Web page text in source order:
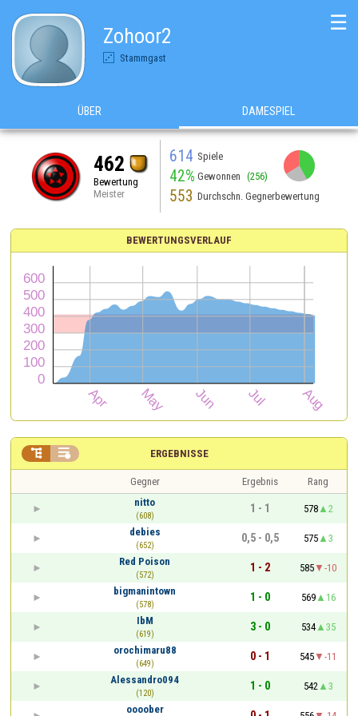
Zohoor2
Stammgast
☰
ÜBER DAMESPIEL
462
Bewertung
Meister
614 Spiele
42% Gewonnen (256)
553 Durchschn. Gegnerbewertung
BEWERTUNGSVERLAUF
ERGEBNISSE
 
Gegner Ergebnis
Rang
nitto
(608)
1 - 1 578
2
debies
(652)
0,5 - 0,5 575
3
Red Poison
(572)
1 - 2 585
-10
bigmanintown
(578)
1 - 0 569
16
IbM
(619)
3 - 0 534
35
orochimaru88
(649)
0 - 1 545
-11
Alessandro094
(120)
1 - 0 542
3
oooober